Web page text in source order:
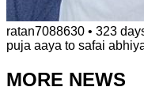
ratan7088630 • 323
puja aaya to safai
MORE NEWS